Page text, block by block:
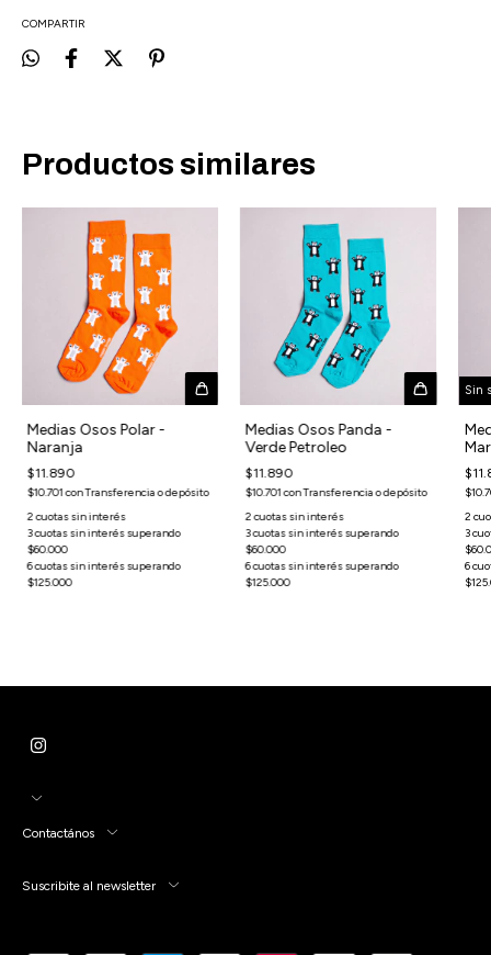
COMPARTIR
Productos similares
Medias Osos Polar -
Naranja
$11.890
$10.701conTransferencia o depósito
Medias Osos Panda -
Verde Petroleo
$11.890
$10.701conTransferencia o depósito
Sin
Contactános
Suscribite al newsletter